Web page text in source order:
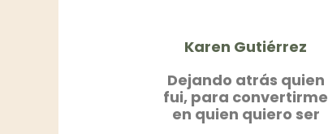
Karen Gutiérrez
Dejando atrás quien
fui, para convertirme
en quien quiero ser